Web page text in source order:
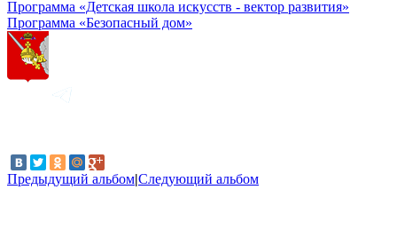
Программа «Детская школа искусств - вектор развития»
Программа «Безопасный дом»
Предыдущий альбом|Следующий альбом